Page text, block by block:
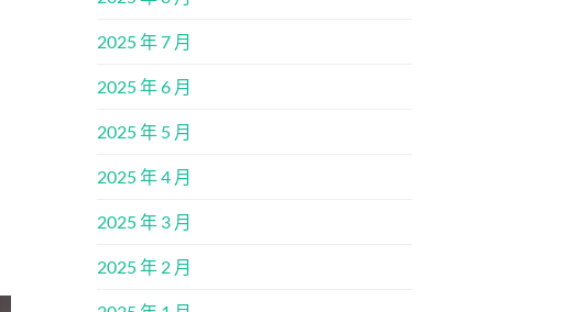
2025 年 7 月
2025 年 6 月
2025 年 5 月
2025 年 4 月
2025 年 3 月
2025 年 2 月